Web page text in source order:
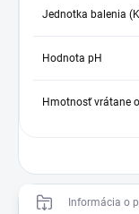
Jednotka balenia
Hodnota pH
Hmotnosť vrátane
Informácia o